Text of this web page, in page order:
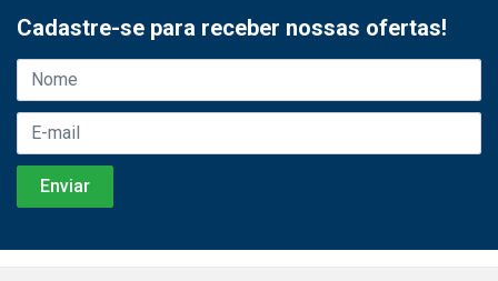
Cadastre-se para receber nossas ofertas!